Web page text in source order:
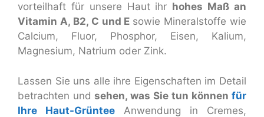
vorteilhaft für unsere Haut ihr hohes Maß an
Vitamin A, B2, C und E sowie Mineralstoffe wie
Calcium, Fluor, Phosphor, Eisen, Kalium,
Magnesium, Natrium oder Zink.
Lassen Sie uns alle ihre Eigenschaften im Detail
betrachten und sehen, was Sie tun können für
Ihre Haut-Grüntee
Anwendung in Cremes,